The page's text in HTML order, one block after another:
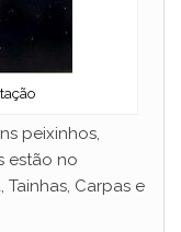
peixinhos,
estão no
Carpas e